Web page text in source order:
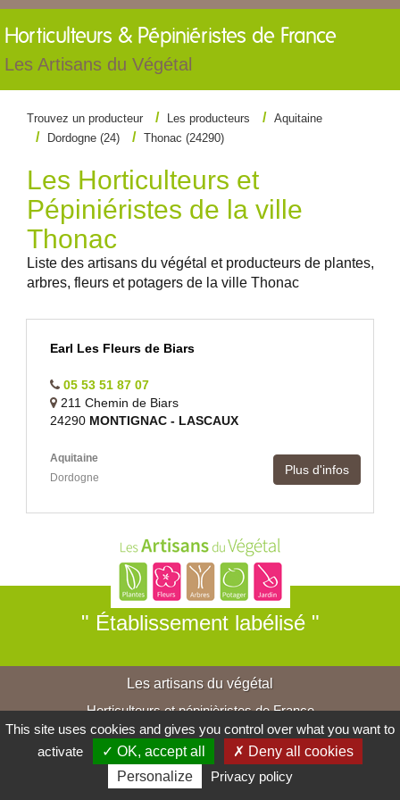
Horticulteurs & Pépiniéristes de France
Les Artisans du Végétal
Trouvez un producteur Les producteurs
Aquitaine
Dordogne (24)
Thonac (24290)
Les Horticulteurs et
Pépiniéristes de la ville
Thonac
Liste des artisans du végétal et producteurs de plantes,
arbres, fleurs et potagers de la ville Thonac
Earl Les Fleurs de Biars
05 53 51 87 07
211 Chemin de Biars
24290 MONTIGNAC - LASCAUX
Aquitaine
Dordogne
Plus d'infos
" Établissement labélisé "
Les artisans du végétal
Horticulteurs et pépinièristes de France
This site uses cookies and gives you control over what you want to
activate
✓ OK, accept all
✗ Deny all cookies
Personalize
Privacy policy